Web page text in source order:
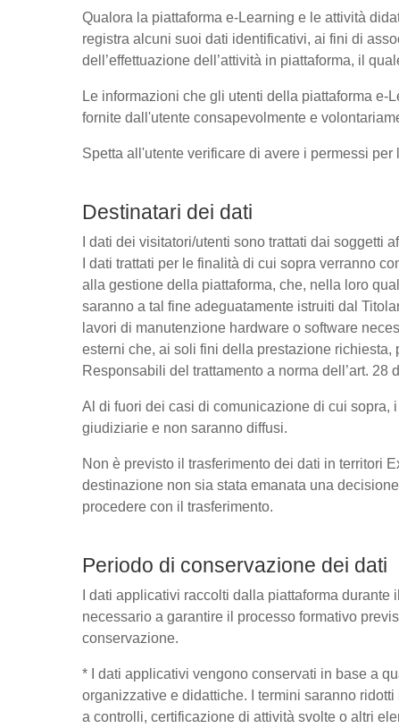
Qualora la piattaforma e-Learning e le attività
registra alcuni suoi dati identificativi, ai fini di
dell’effettuazione dell’attività in piattaforma, il
Le informazioni che gli utenti della piattaforma
fornite dall'utente consapevolmente e
Spetta all'utente verificare di avere i permessi
Destinatari dei dati
I dati dei visitatori/utenti sono trattati dai soggetti
I dati trattati per le finalità di cui sopra verranno
alla gestione della piattaforma, che, nella loro
saranno a tal fine adeguatamente istruiti dal
lavori di manutenzione hardware o software
esterni che, ai soli fini della prestazione
Responsabili del trattamento a norma dell’art. 28
Al di fuori dei casi di comunicazione di cui sopra,
giudiziarie e non saranno diffusi.
Non è previsto il trasferimento dei dati in territori
destinazione non sia stata emanata una
procedere con il trasferimento.
Periodo di conservazione dei dati
I dati applicativi raccolti dalla piattaforma
necessario a garantire il processo formativo
conservazione.
* I dati applicativi vengono conservati in base a
organizzative e didattiche. I termini saranno
a controlli, certificazione di attività svolte o altri